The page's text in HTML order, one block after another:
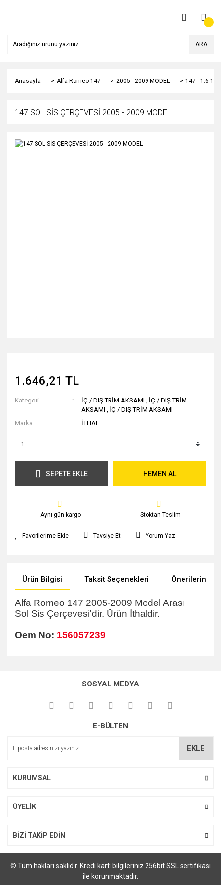
ARA
Anasayfa Alfa Romeo 147 2005 - 2009 MODEL 147 - 1.6
147 SOL SİS ÇERÇEVESİ 2005 - 2009 MODEL
1.646,21 TL
Kategori İÇ / DIŞ TRİM AKSAMI , İÇ / DIŞ TRİM
AKSAMI , İÇ / DIŞ TRİM AKSAMI
Marka
İTHAL
SEPETE EKLE HEMEN AL
Aynı gün kargo Stoktan Teslim
Tavsiye Et Yorum Yaz
Ürün Bilgisi Taksit Seçenekleri Önerileriniz
Alfa Romeo 147 2005-2009 Model Arası
Sol Sis Çerçevesi'dir. Ürün İthaldir.
Oem No: 156057239
kullanarak tarafımıza iletebilirsiniz.
Görüş ve önerileriniz için teşekkür ederiz.
Ürün açıklamasında eksik bilgiler bulunuyor.
SOSYAL MEDYA
E-BÜLTEN
EKLE
KURUMSAL
ÜYELİK
BİZİ TAKİP EDİN
© Tüm hakları saklıdır. Kredi kartı bilgileriniz 256bit SSL sertifikası
ile korunmaktadır.